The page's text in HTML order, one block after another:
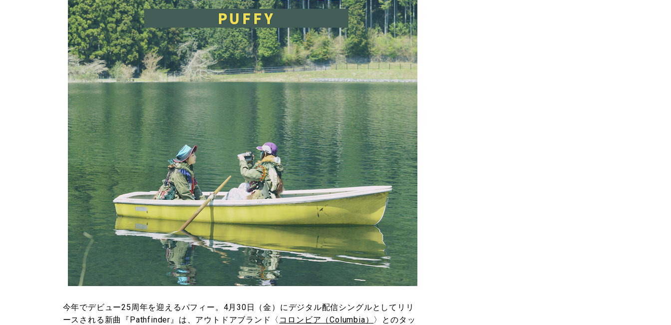
今年でデビュー25周年を迎えるパフィー。4月30日（金）にデジタル配信シングルとしてリリ
ースされる新曲『Pathfinder』は、アウトドアブランド〈 コロンビア（Columbia） 〉とのタッ